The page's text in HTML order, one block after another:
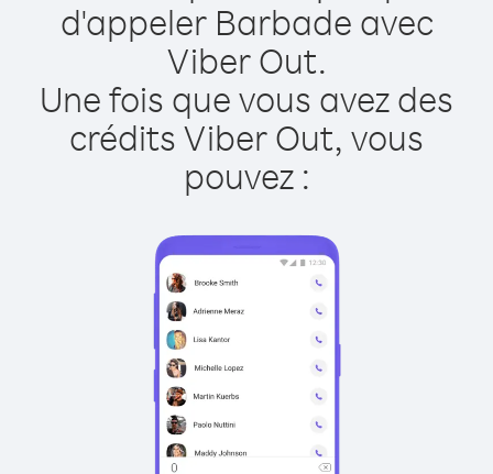
d'appeler Barbade avec
Viber Out.
Une fois que vous avez des
crédits Viber Out, vous
pouvez :